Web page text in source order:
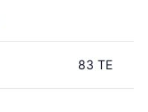
83 TE